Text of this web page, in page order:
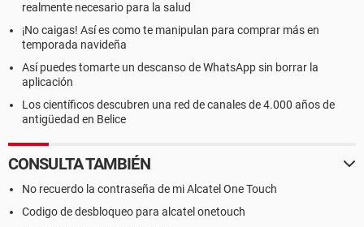
realmente necesario para la salud
¡No caigas! Así es como te manipulan para comprar más en
temporada navideña
Así puedes tomarte un descanso de WhatsApp sin borrar la
aplicación
Los científicos descubren una red de canales de 4.000 años de
antigüedad en Belice
CONSULTA TAMBIÉN
No recuerdo la contraseña de mi Alcatel One Touch
Codigo de desbloqueo para alcatel onetouch